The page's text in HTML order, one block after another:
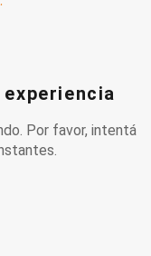
Por favor, intentá